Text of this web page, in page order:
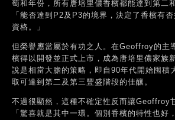
萄和年份，所有唐培里儂香檳都能達到第二
「能否達到P2及P3的境界，決定了香檳有
資格。」
但榮譽應當屬於有功之人。在Geoffroy的主
檳得以開發並正式上市，成為唐培里儂家族
說是相當大膽的策略，即自90年代開始囤積
取可達到第二及第三豐盛階段的佳釀。
不過很顯然，這種不確定性反而讓Geoffroy
「驚喜就是其中一環。個別香檳的特性也好